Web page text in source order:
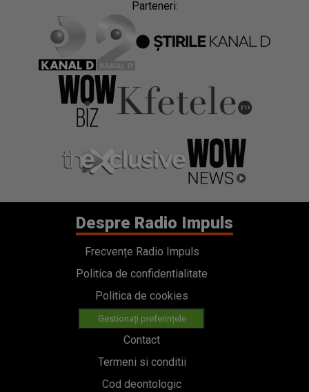
Parteneri:
Despre Radio Impuls
Frecvențe Radio Impuls
Politica de confidentialitate
Politica de cookies
Gestionați preferințele
Contact
Termeni si conditii
Cod deontologic